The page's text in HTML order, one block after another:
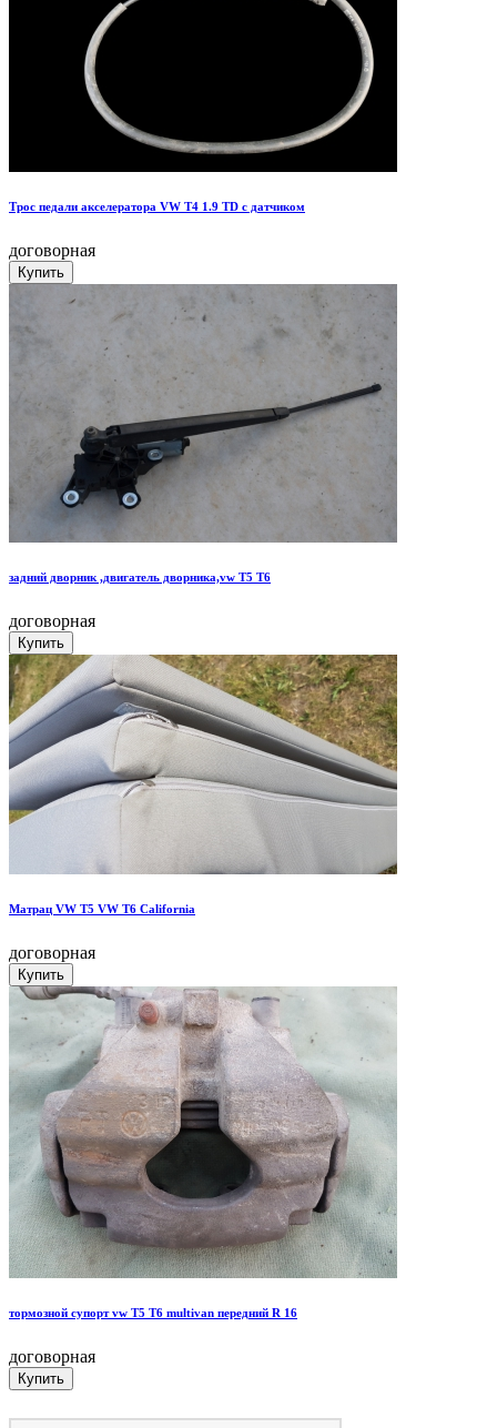
Трос педали акселератора VW T4 1.9 TD с датчиком
договорная
задний дворник ,двигатель дворника,vw T5 T6
договорная
Матрац VW T5 VW T6 California
договорная
тормозной супорт vw Т5 Т6 multivan передний R 16
договорная